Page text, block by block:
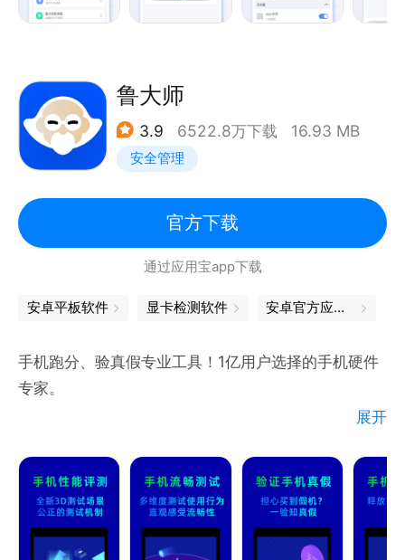
鲁大师
3.9 6522.8万下载 16.93 MB
安全管理
官方下载
通过应用宝app下载
安卓平板软件 显卡检测软件 安卓官方应用商店
手机跑分、验真假专业工具！1亿用户选择的手机硬件
专家。
【鉴别真假】全面检测各项指标，快速鉴别手机真伪，
买到假机帮你上报维权
【性能评测】炫酷的3D场景，公正的评测机制，真实
反映手机性能，不服？跑个分！
展开